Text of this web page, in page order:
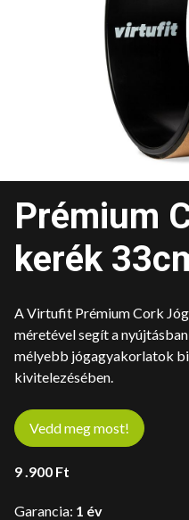
Prémium
kerék
A Virtufit Prémium Cork
méretével segít a
mélyebb jógagyakorlatok
kivitelezésében.
Vedd meg most!
9 .900 Ft
Garancia: 1 év